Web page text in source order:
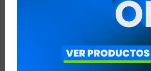
Nutrición